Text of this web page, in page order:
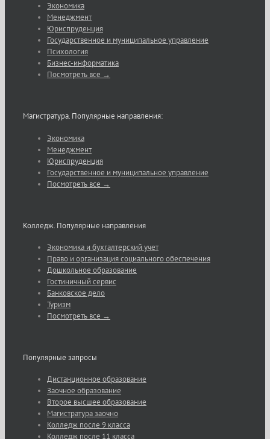
Экономика
Менеджмент
Юриспруденция
Государственное и муниципальное управление
Психология
Бизнес-информатика
Посмотреть все →
Магистратура. Популярные направления:
Экономика
Менеджмент
Юриспруденция
Государственное и муниципальное управление
Посмотреть все →
Колледж. Популярные направления
Экономика и бухгалтерский учет
Право и организация социального обеспечения
Дошкольное образование
Гостиничный сервис
Банковское дело
Туризм
Посмотреть все →
Популярные запросы
Дистанционное образование
Заочное образование
Второе высшее образование
Магистратура заочно
Колледж после 9 класса
Колледж после 11 класса